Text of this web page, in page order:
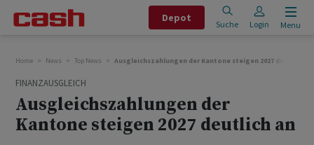
Depot
Suche Login Menu
Home News Top News Ausgleichszahlungen der Kantone steigen 2027 deutlich an
FINANZAUSGLEICH
Ausgleichszahlungen der
Kantone steigen 2027 deutlich an